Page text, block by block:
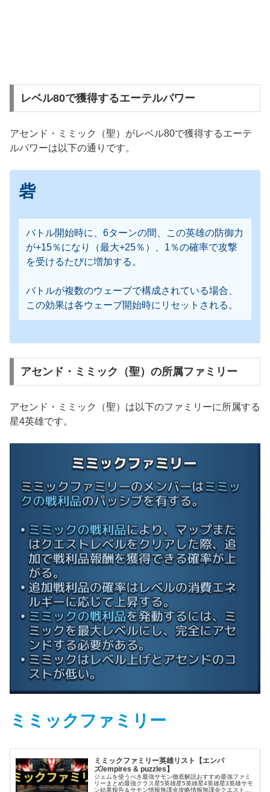
レベル80で獲得するエーテルパワー
アセンド・ミミック（聖）がレベル80で獲得するエーテ
ルパワーは以下の通りです。
砦
バトル開始時に、6ターンの間、この英雄の防御力
が+15％になり（最大+25％）、1％の確率で攻撃
を受けるたびに増加する。
バトルが複数のウェーブで構成されている場合、
この効果は各ウェーブ開始時にリセットされる。
アセンド・ミミック（聖）の所属ファミリー
アセンド・ミミック（聖）は以下のファミリーに所属する
星4英雄です。
ミミックファミリー
ミミックファミリー英雄リスト【エンパ
ズ/empires & puzzles】
ジェムを使うべき最強サモン徹底解説おすすめ最強ファミ
リーまとめ最強クラス星5英雄星5英雄星4英雄星3英雄サモ
ン結果報告＆サモン情報無課金攻略情報無課金クエスト攻